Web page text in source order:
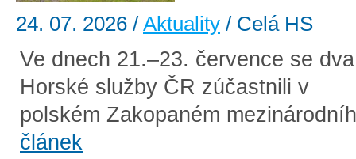
24. 07. 2026 / Aktuality / Celá HS
Ve dnech 21.–23. července se
Horské služby ČR zúčastnili v
polském Zakopaném
článek